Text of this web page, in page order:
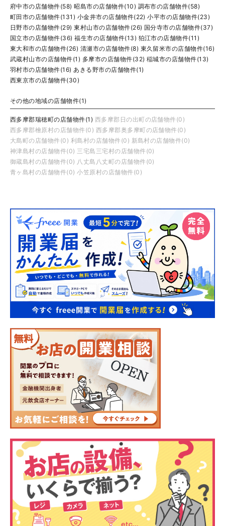
府中市の店舗物件(58) 昭島市の店舗物件(10) 調布市の店舗物件(58)
町田市の店舗物件(131) 小金井市の店舗物件(22) 小平市の店舗物件(23)
日野市の店舗物件(29) 東村山市の店舗物件(26) 国分寺市の店舗物件(37)
国立市の店舗物件(36) 福生市の店舗物件(13) 狛江市の店舗物件(11)
東大和市の店舗物件(26) 清瀬市の店舗物件(8) 東久留米市の店舗物件(16)
武蔵村山市の店舗物件(1) 多摩市の店舗物件(32) 稲城市の店舗物件(13)
羽村市の店舗物件(16) あきる野市の店舗物件(1)
西東京市の店舗物件(30)
その他の地域の店舗物件(1)
西多摩郡瑞穂町の店舗物件(1) 西多摩郡日の出町の店舗物件(0)
西多摩郡檜原村の店舗物件(0) 西多摩郡奥多摩町の店舗物件(0)
大島町の店舗物件(0) 利島村の店舗物件(0) 新島村の店舗物件(0)
神津島村の店舗物件(0) 三宅島三宅村の店舗物件(0)
御蔵島村の店舗物件(0) 八丈島八丈町の店舗物件(0)
青ヶ島村の店舗物件(0) 小笠原村の店舗物件(0)